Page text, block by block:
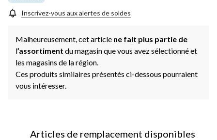
Inscrivez-vous aux alertes de soldes
Malheureusement, cet article ne fait plus partie de
l’assortiment du magasin que vous avez sélectionné et
les magasins de la région.
Ces produits similaires présentés ci-dessous pourraient
vous intéresser.
Articles de remplacement disponibles